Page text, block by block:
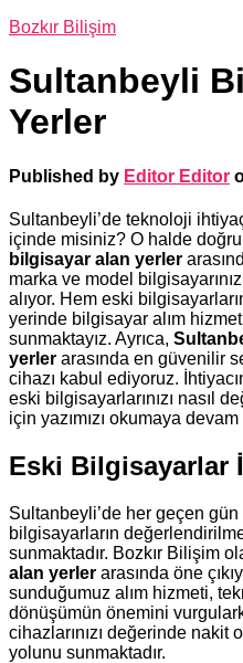
Bozkır Bilişim
Sultanbeyli
Yerler
Published by Editor Editor
Sultanbeyli’de teknoloji
içinde misiniz? O halde
bilgisayar alan yerler
marka ve model
alıyor. Hem eski
yerinde bilgisayar alım
sunmaktayız. Ayrıca,
yerler arasında en güvenilir
cihazı kabul ediyoruz.
eski bilgisayarlarınızı nasıl
için yazımızı okumaya
Eski Bilgisayarlar
Sultanbeyli’de her geçen
bilgisayarların
sunmaktadır. Bozkır Bilişim
alan yerler arasında öne
sunduğumuz alım hizmeti,
dönüşümün önemini
cihazlarınızı değerinde
yolunu sunmaktadır.